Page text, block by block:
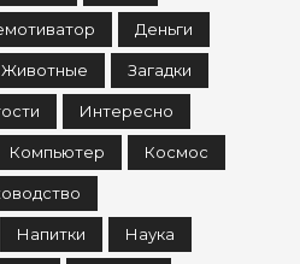
Деньги
Животные Загадки
Интересно
Компьютер Космос
Напитки Наука